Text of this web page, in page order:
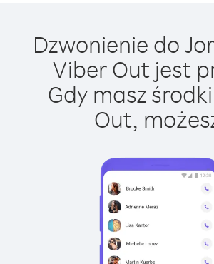
Dzwonienie do
Viber Out jest
Gdy masz
Out,